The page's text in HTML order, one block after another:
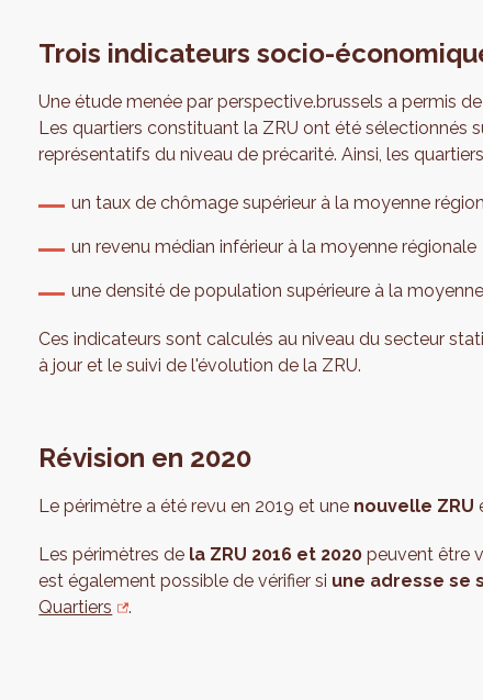
Trois indicateurs socio-
Une étude menée par perspective.brussels a permis
Les quartiers constituant la ZRU ont été sélectionnés
représentatifs du niveau de précarité. Ainsi, les
un taux de chômage supérieur à la moyenne
un revenu médian inférieur à la moyenne régionale
une densité de population supérieure à la
Ces indicateurs sont calculés au niveau du secteur
à jour et le suivi de l'évolution de la ZRU.
Révision en 2020
Le périmètre a été revu en 2019 et une nouvelle ZRU
Les périmètres de la ZRU 2016 et 2020peuvent être
est également possible de vérifier si une adresse se
Quartiers
.